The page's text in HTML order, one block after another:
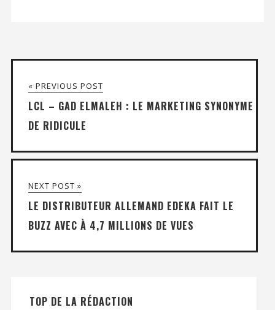
« PREVIOUS POST
LCL – GAD ELMALEH : LE MARKETING SYNONYME
DE RIDICULE
NEXT POST »
LE DISTRIBUTEUR ALLEMAND EDEKA FAIT LE
BUZZ AVEC À 4,7 MILLIONS DE VUES
TOP DE LA RÉDACTION